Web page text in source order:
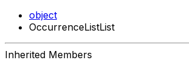
object
OccurrenceListList
Inherited Members